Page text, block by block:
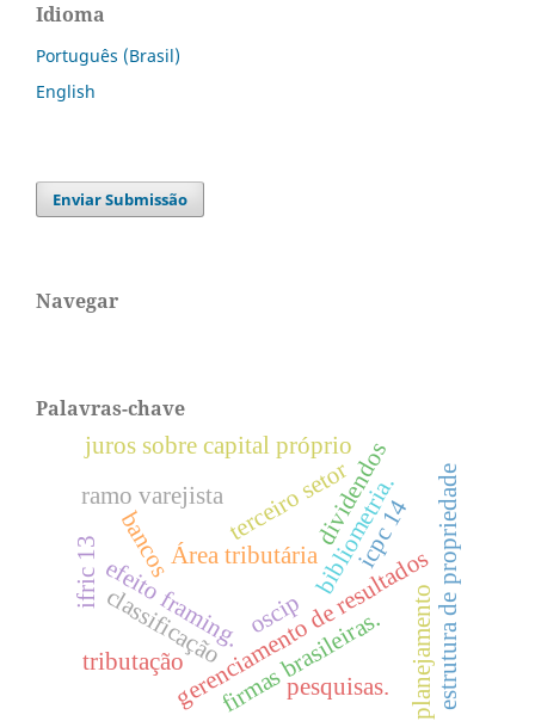
Idioma
Português (Brasil)
English
Enviar Submissão
Navegar
Palavras-chave
classificação
Área tributária
tributaçãogerenciamento de resultadosestrutura de propriedade
firmas brasileiras.
bibliometria.
bancos
pesquisas.
terceiro setor
oscip
ramo varejista
ifric 13
planejamento
icpc 14
dividendos
juros sobre capital próprio
efeito framing.